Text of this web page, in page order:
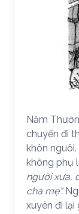
Năm
chuyến đi
khôn
không phụ
người xưa,
cha mẹ”.
xuyên đi lại